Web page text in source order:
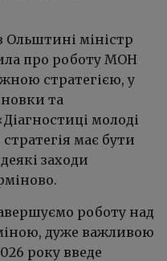
Ольштині міністр
про роботу МОН
стратегією, у
та
молоді
має бути
заходи
роботу над
дуже важливою
року введе